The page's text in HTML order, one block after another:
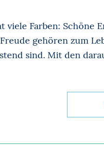
viele Farben: Schöne
gehören zum
sind. Mit den